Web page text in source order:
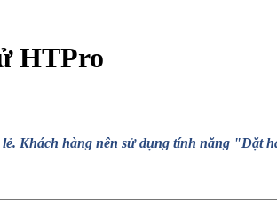
HTPro
Khách hàng nên sử dụng tính năng "Đặt